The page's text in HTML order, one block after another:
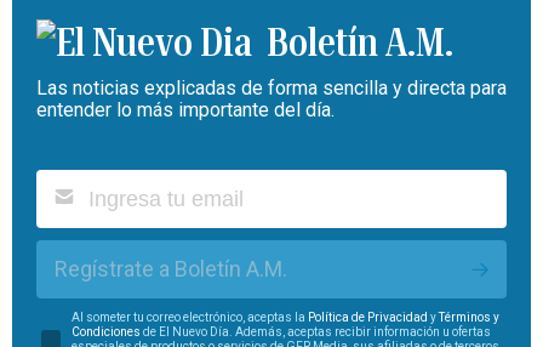
Boletín A.M.
Las noticias explicadas de forma sencilla y directa para
entender lo más importante del día.
Regístrate a Boletín A.M.
Al someter tu correo electrónico, aceptas la Política de Privacidad yTérminos y
Condiciones de El Nuevo Día. Además, aceptas recibir información u ofertas